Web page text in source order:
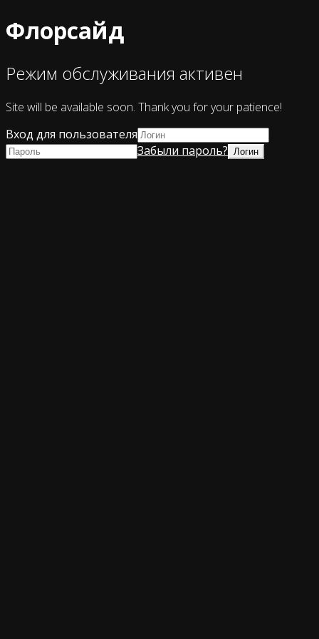
Флорсайд
Режим обслуживания активен
Site will be available soon. Thank you for your patience!
Вход для пользователя
Забыли пароль?